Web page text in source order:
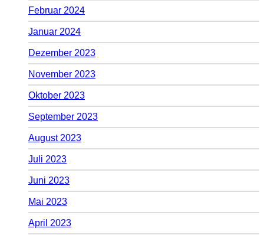
Februar 2024
Januar 2024
Dezember 2023
November 2023
Oktober 2023
September 2023
August 2023
Juli 2023
Juni 2023
Mai 2023
April 2023